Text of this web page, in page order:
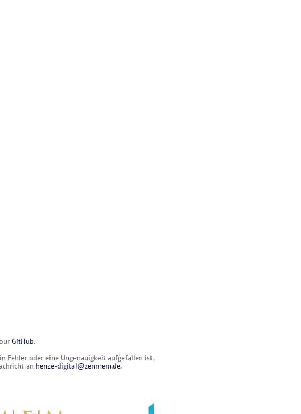
GitHub.
Fehler oder eine Ungenauigkeit aufgefallen ist,
an henze-digital@zenmem.de.